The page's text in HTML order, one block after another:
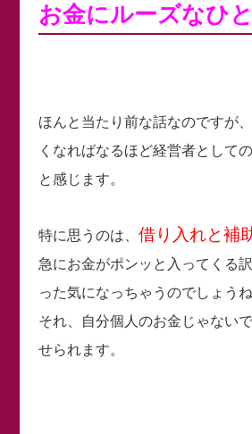
お金にルーズなひと
ほんと当たり前な話なのですが
くなればなるほど経営者として
と感じます。
特に思うのは、 借り入れと補
急にお金がポンッと入ってくる
った気になっちゃうのでしょうね
それ、自分個人のお金じゃない
せられます。